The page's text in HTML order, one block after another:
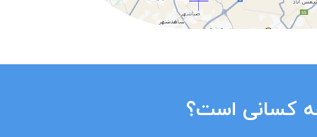
کسانی است؟